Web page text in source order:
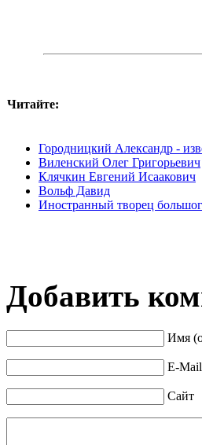
Читайте:
Городницкий Александр -
Виленский Олег Григорьевич
Клячкин Евгений Исаакович
Вольф Давид
Иностранный творец
Добавить
Имя
E-Mail
Сайт